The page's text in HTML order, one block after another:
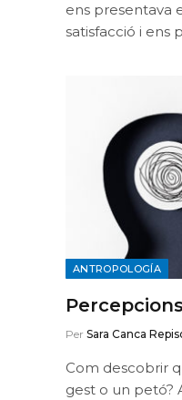
ens presentava
satisfacció i ens
ANTROPOLOGÍA
Per Sara Canca
Com descobrir
gest o un petó?